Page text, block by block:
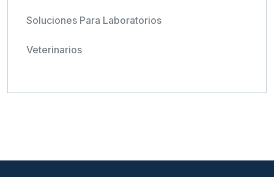
Soluciones Para Laboratorios
Veterinarios